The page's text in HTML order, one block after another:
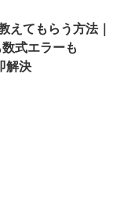
えてもらう方法｜
式エラーも
解決